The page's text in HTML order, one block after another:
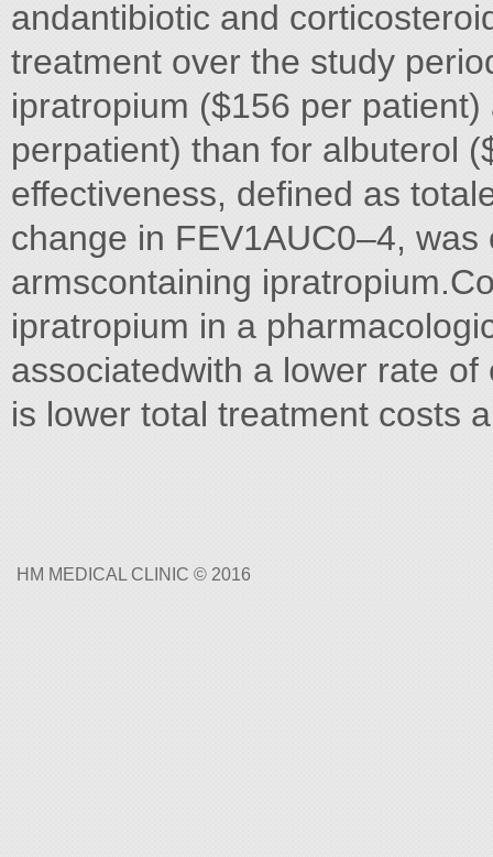
andantibiotic and
treatment over the study
ipratropium ($156 per
perpatient) than for albuterol
effectiveness, defined as
change in FEV1AUC0–4,
armscontaining
ipratropium in a
associatedwith a lower rate
is lower total treatment costs
HM MEDICAL CLINIC © 2016